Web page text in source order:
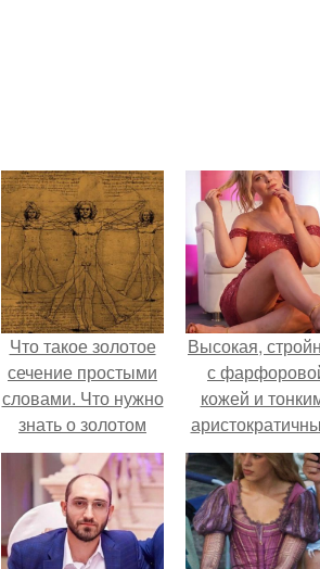
Что такое золотое
сечение простыми
словами. Что нужно
знать о золотом
сечении.
Высокая,
с
кожей и
чертами, эль
выглядит так,
сошла с
художника.